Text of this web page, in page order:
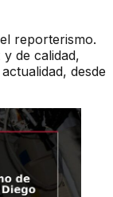
reporterismo.
de calidad,
desde